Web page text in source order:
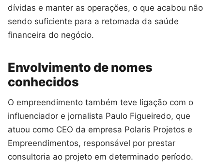
dívidas e manter as operações, o que acabou não
sendo suficiente para a retomada da saúde
financeira do negócio.
Envolvimento de nomes
conhecidos
O empreendimento também teve ligação com o
influenciador e jornalista Paulo Figueiredo, que
atuou como CEO da empresa Polaris Projetos e
Empreendimentos, responsável por prestar
consultoria ao projeto em determinado período.